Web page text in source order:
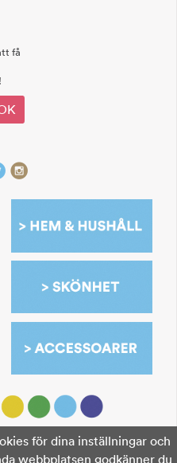
få
för dina inställningar och
webbplatsen godkänner du